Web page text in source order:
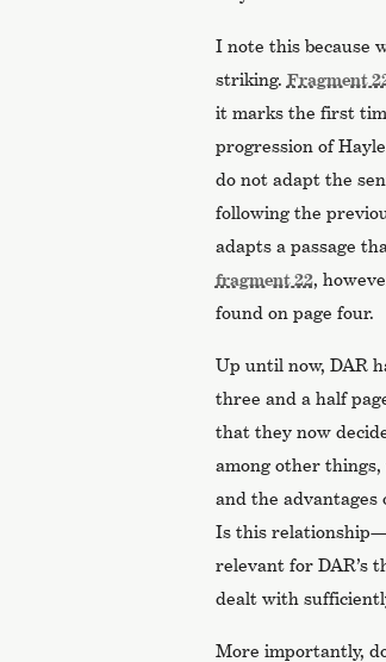
I note this because
striking. Fragment
it marks the first
progression of
do not adapt the
following the
adapts a passage
fragment 22,
found on page four.
Up until now, DAR
three and a half
that they now
among other
and the
Is this
relevant for DAR’s
dealt with
More importantly,